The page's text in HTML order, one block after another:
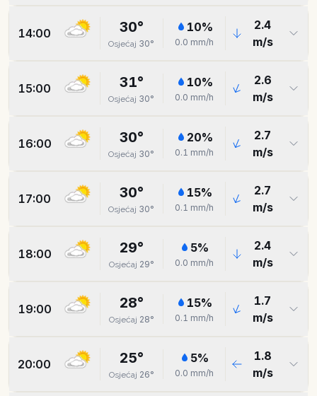
14:00 30°
Osjećaj 30°
10%
0.0 mm/h
2.4
m/s
15:00 31°
Osjećaj 30°
10%
0.0 mm/h
2.6
m/s
16:00 30°
Osjećaj 30°
20%
0.1 mm/h
2.7
m/s
17:00 30°
Osjećaj 30°
15%
0.1 mm/h
2.7
m/s
18:00 29°
Osjećaj 29°
5%
0.0 mm/h
2.4
m/s
19:00 28°
Osjećaj 28°
15%
0.1 mm/h
1.7
m/s
20:00 25°
Osjećaj 26°
5%
0.0 mm/h
1.8
m/s